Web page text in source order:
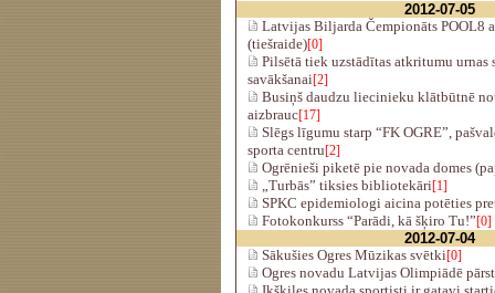
2012-07-05
Latvijas Biljarda Čempionāts POOL8
(tiešraide)[0]
Pilsētā tiek uzstādītas atkritumu urnas
savākšanai[2]
Busiņš daudzu liecinieku klātbūtnē
aizbrauc[17]
Slēgs līgumu starp “FK OGRE”,
sporta centru[2]
Ogrēnieši piketē pie novada domes
„Turbās” tiksies bibliotekāri[1]
SPKC epidemiologi aicina potēties
Fotokonkurss “Parādi, kā šķiro Tu!”[0]
2012-07-04
Sākušies Ogres Mūzikas svētki[0]
Ogres novadu Latvijas Olimpiādē